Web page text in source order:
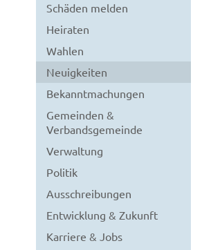
Schäden melden
Heiraten
Wahlen
Neuigkeiten
Bekanntmachungen
Gemeinden &
Verbandsgemeinde
Verwaltung
Politik
Ausschreibungen
Entwicklung & Zukunft
Karriere & Jobs